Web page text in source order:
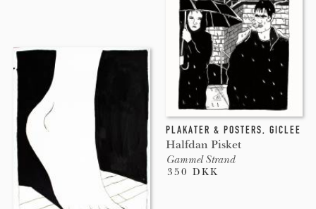
PLAKATER & POSTERS, GICLEE
Halfdan Pisket
Gammel Strand
350 DKK